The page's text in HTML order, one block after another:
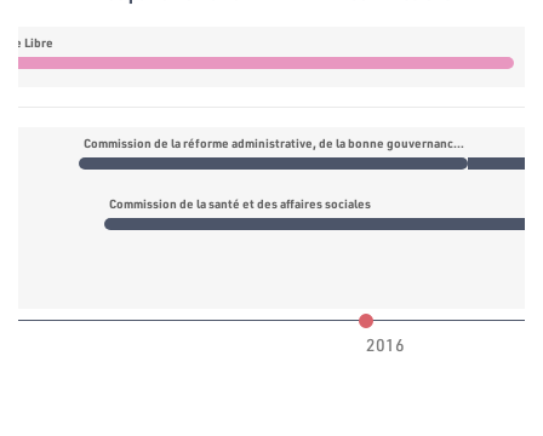
Libre
Commission électorale Commission de la réforme administrative, de la bonne gouvernance, de la lutte contre la corruption et du contrôle de gestion des deniers publics
Commission de la santé et des affaires sociales
2016